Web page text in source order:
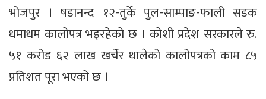
भोजपुर । षडानन्द १२-तुर्के पुल-साम्पाङ-फाली सडक
धमाधम कालोपत्र भइरहेको छ । कोशी प्रदेश सरकारले रु.
५१ करोड ६२ लाख खर्चेर थालेको कालोपत्रको काम ८५
प्रतिशत पूरा भएको छ ।